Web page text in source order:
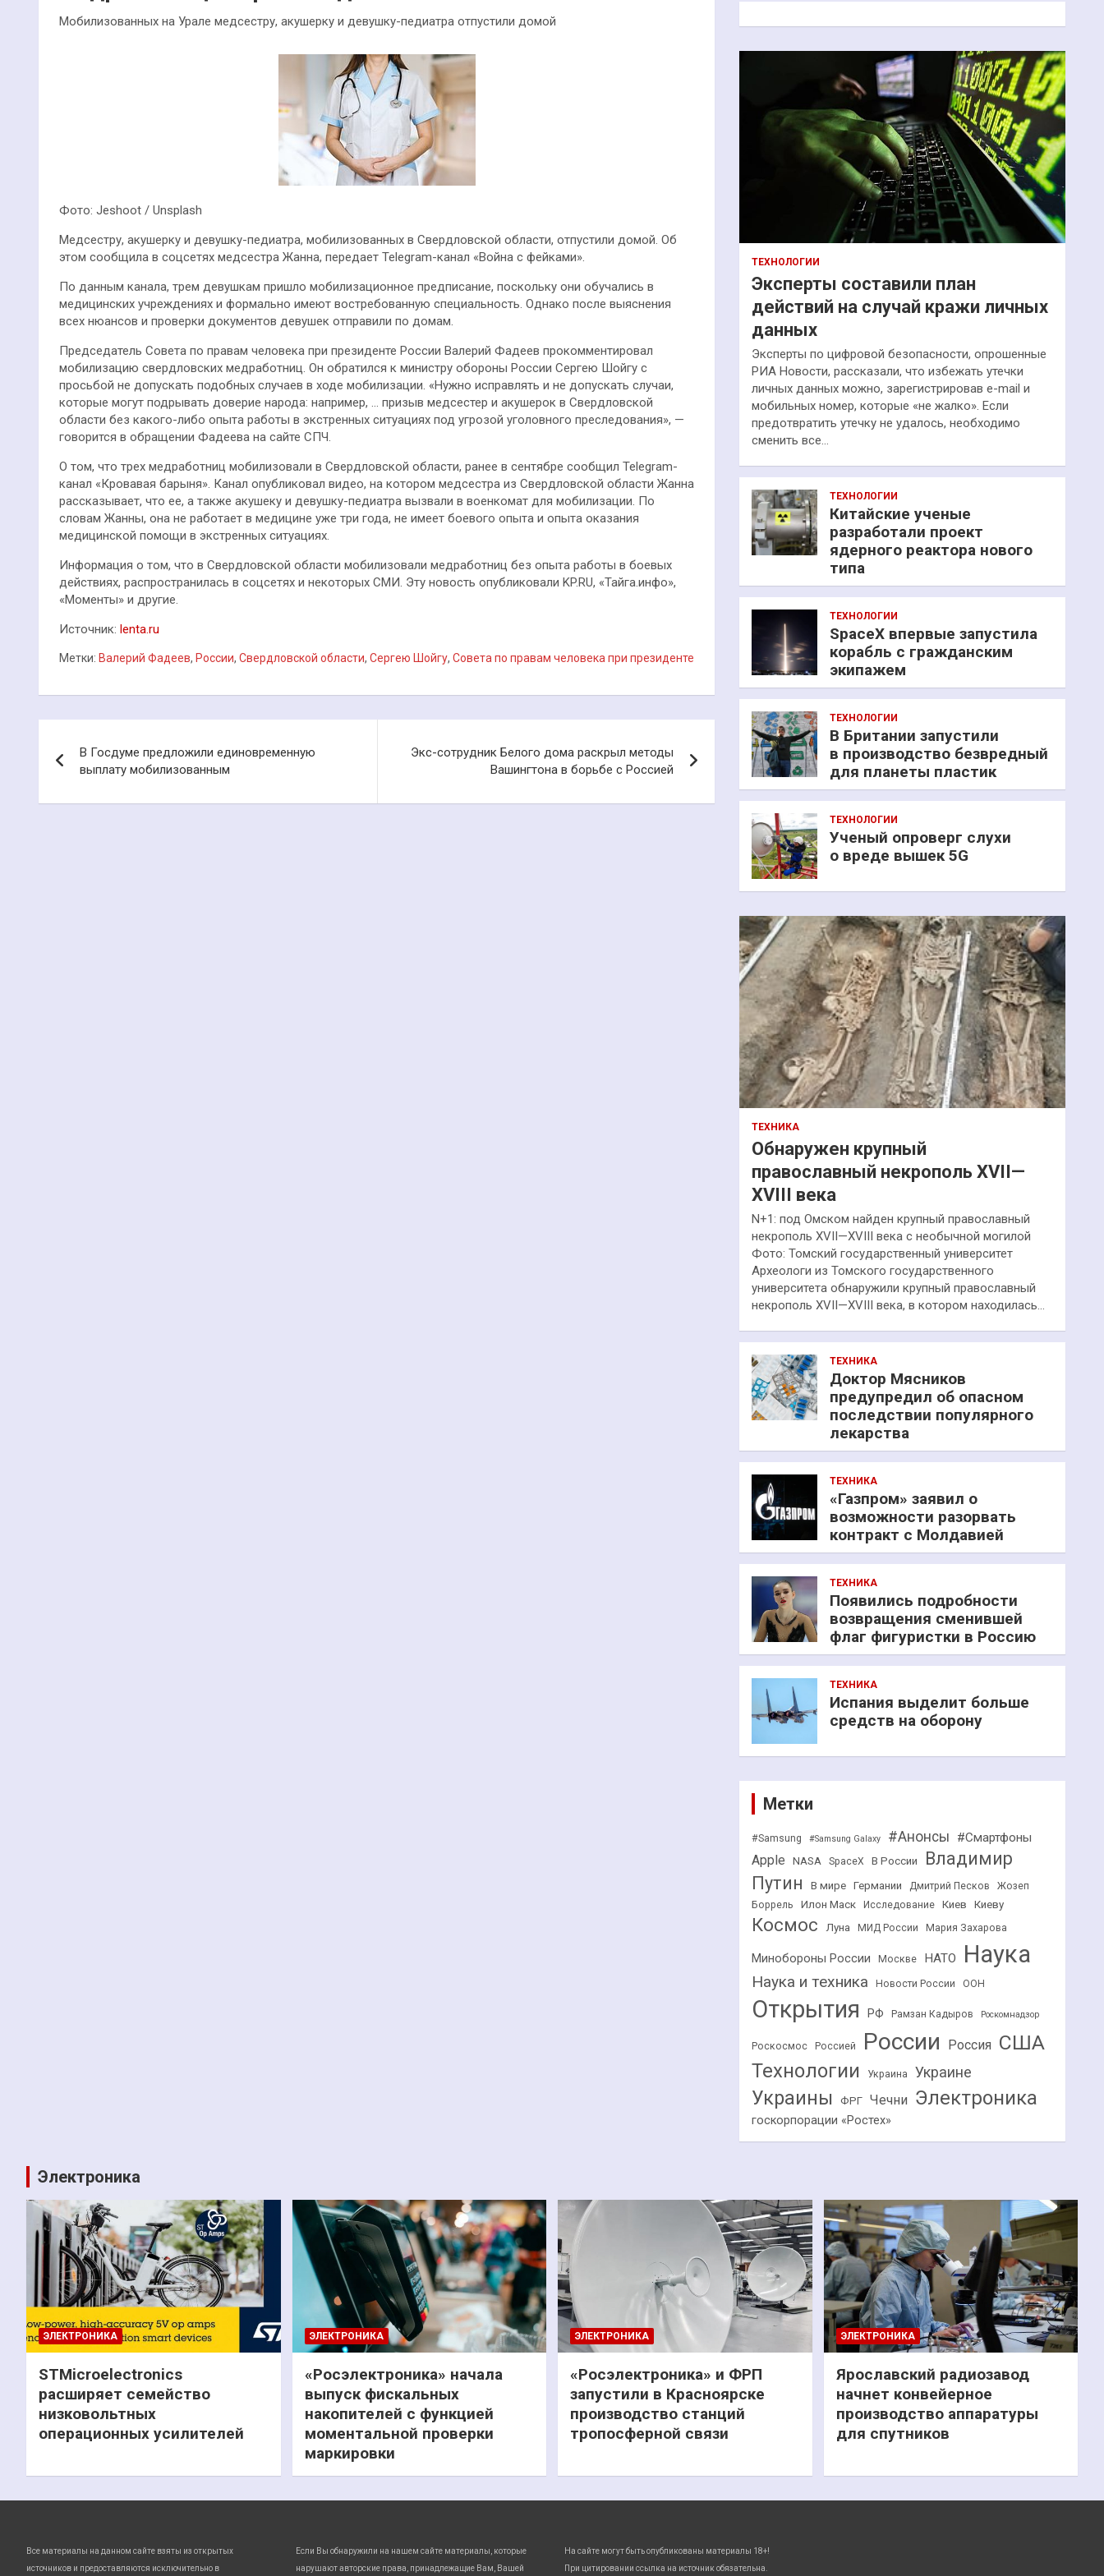
Мобилизованных на Урале медсестру, акушерку и девушку-педиатра отпустили домой
Фото: Jeshoot / Unsplash
Медсестру, акушерку и девушку-педиатра, мобилизованных в Свердловской области, отпустили домой. Об
этом сообщила в соцсетях медсестра Жанна, передает Telegram-канал «Война с фейками».
По данным канала, трем девушкам пришло мобилизационное предписание, поскольку они обучались в
медицинских учреждениях и формально имеют востребованную специальность. Однако после выяснения
всех нюансов и проверки документов девушек отправили по домам.
Председатель Совета по правам человека при президенте России Валерий Фадеев прокомментировал
мобилизацию свердловских медработниц. Он обратился к министру обороны России Сергею Шойгу с
просьбой не допускать подобных случаев в ходе мобилизации. «Нужно исправлять и не допускать случаи,
которые могут подрывать доверие народа: например, … призыв медсестер и акушерок в Свердловской
области без какого-либо опыта работы в экстренных ситуациях под угрозой уголовного преследования», —
говорится в обращении Фадеева на сайте СПЧ.
О том, что трех медработниц мобилизовали в Свердловской области, ранее в сентябре сообщил Telegram-
канал «Кровавая барыня». Канал опубликовал видео, на котором медсестра из Свердловской области Жанна
рассказывает, что ее, а также акушеку и девушку-педиатра вызвали в военкомат для мобилизации. По
словам Жанны, она не работает в медицине уже три года, не имеет боевого опыта и опыта оказания
медицинской помощи в экстренных ситуациях.
Информация о том, что в Свердловской области мобилизовали медработниц без опыта работы в боевых
действиях, распространилась в соцсетях и некоторых СМИ. Эту новость опубликовали KP.RU, «Тайга.инфо»,
«Моменты» и другие.
Источник: lenta.ru
Метки: Валерий Фадеев, России, Свердловской области, Сергею Шойгу, Совета по правам человека при президенте
по
записям
В Госдуме предложили единовременную
выплату мобилизованным
Экс-сотрудник Белого дома раскрыл методы
Вашингтона в борьбе с Россией
к
ТЕХНОЛОГИИ
Эксперты составили план
действий на случай кражи личных
данных
Эксперты по цифровой безопасности, опрошенные
РИА Новости, рассказали, что избежать утечки
личных данных можно, зарегистрировав e-mail и
мобильных номер, которые «не жалко». Если
предотвратить утечку не удалось, необходимо
сменить все…
ТЕХНОЛОГИИ
Китайские ученые
разработали проект
ядерного реактора нового
типа
ТЕХНОЛОГИИ
SpaceX впервые запустила
корабль с гражданским
экипажем
ТЕХНОЛОГИИ
В Британии запустили
в производство безвредный
для планеты пластик
ТЕХНОЛОГИИ
Ученый опроверг слухи
о вреде вышек 5G
ТЕХНИКА
Обнаружен крупный
православный некрополь XVII—
XVIII века
N+1: под Омском найден крупный православный
некрополь XVII—XVIII века с необычной могилой
Фото: Томский государственный университет
Археологи из Томского государственного
университета обнаружили крупный православный
некрополь XVII—XVIII века, в котором находилась…
ТЕХНИКА
Доктор Мясников
предупредил об опасном
последствии популярного
лекарства
ТЕХНИКА
«Газпром» заявил о
возможности разорвать
контракт с Молдавией
ТЕХНИКА
Появились подробности
возвращения сменившей
флаг фигуристки в Россию
ТЕХНИКА
Испания выделит больше
средств на оборону
Метки
#Samsung #Samsung Galaxy #Анонсы #Смартфоны
Apple NASA SpaceX В России
Владимир
Путин
В мире Германии Дмитрий Песков
Жозеп
Боррель
Илон Маск Исследование Киев Киеву
Космос Луна МИД России Мария Захарова
Минобороны России Москве НАТО Наука
Наука и техника Новости России ООН
Открытия РФ Рамзан Кадыров Роскомнадзор
Роскосмос Россией России Россия США
Технологии Украина Украине
Украины ФРГ Чечни Электроника
госкорпорации «Ростех»
Электроника
ЭЛЕКТРОНИКА
STMicroelectronics
расширяет семейство
низковольтных
операционных усилителей
ЭЛЕКТРОНИКА
«Росэлектроника» начала
выпуск фискальных
накопителей с функцией
моментальной проверки
маркировки
ЭЛЕКТРОНИКА
«Росэлектроника» и ФРП
запустили в Красноярске
производство станций
тропосферной связи
ЭЛЕКТРОНИКА
Ярославский радиозавод
начнет конвейерное
производство аппаратуры
для спутников
Все материалы на данном сайте взяты из открытых
источников и предоставляются исключительно в
Если Вы обнаружили на нашем сайте материалы, которые
нарушают авторские права, принадлежащие Вам, Вашей
На сайте могут быть опубликованы материалы 18+!
При цитировании ссылка на источник обязательна.